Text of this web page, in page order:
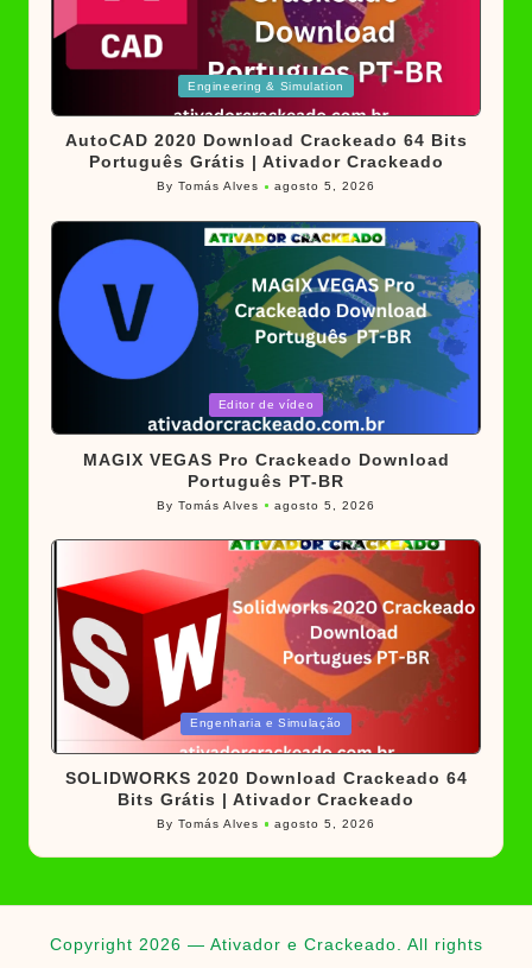
Engineering & Simulation
AutoCAD 2020 Download Crackeado 64 Bits
Português Grátis | Ativador Crackeado
Posted
ByTomás Alves agosto 5, 2026
Editor de vídeo
MAGIX VEGAS Pro Crackeado Download
Português PT-BR
Posted
ByTomás Alves agosto 5, 2026
Posted
Engenharia e Simulação
SOLIDWORKS 2020 Download Crackeado 64
Bits Grátis | Ativador Crackeado
Posted
by
ByTomás Alves agosto 5, 2026
Copyright 2026 — Ativador e Crackeado. All rights